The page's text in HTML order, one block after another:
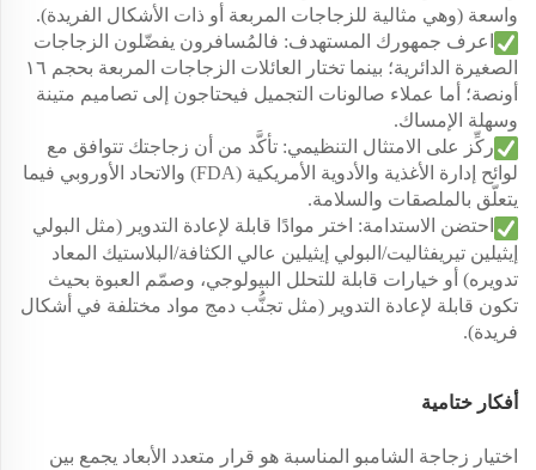
واسعة (وهي مثالية للزجاجات المربعة أو ذات الأشكال الفريدة).
اعرف جمهورك المستهدف: فالمُسافرون يفضّلون الزجاجات
الصغيرة الدائرية؛ بينما تختار العائلات الزجاجات المربعة بحجم ١٦
أونصة؛ أما عملاء صالونات التجميل فيحتاجون إلى تصاميم متينة
وسهلة الإمساك.
ركِّز على الامتثال التنظيمي: تأكَّد من أن زجاجتك تتوافق مع
لوائح إدارة الأغذية والأدوية الأمريكية (FDA) والاتحاد الأوروبي فيما
يتعلّق بالملصقات والسلامة.
احتضن الاستدامة: اختر موادًا قابلة لإعادة التدوير (مثل البولي
إيثيلين تيريفثاليت/البولي إيثيلين عالي الكثافة/البلاستيك المعاد
تدويره) أو خيارات قابلة للتحلل البيولوجي، وصمّم العبوة بحيث
تكون قابلة لإعادة التدوير (مثل تجنُّب دمج مواد مختلفة في أشكال
فريدة).
أفكار ختامية
اختيار زجاجة الشامبو المناسبة هو قرار متعدد الأبعاد يجمع بين